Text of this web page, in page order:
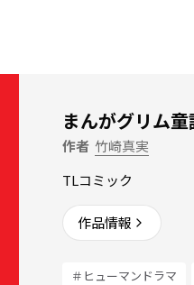
まんがグリム
作者 竹崎真実
TLコミック
作品情報
＃ヒューマンドラマ